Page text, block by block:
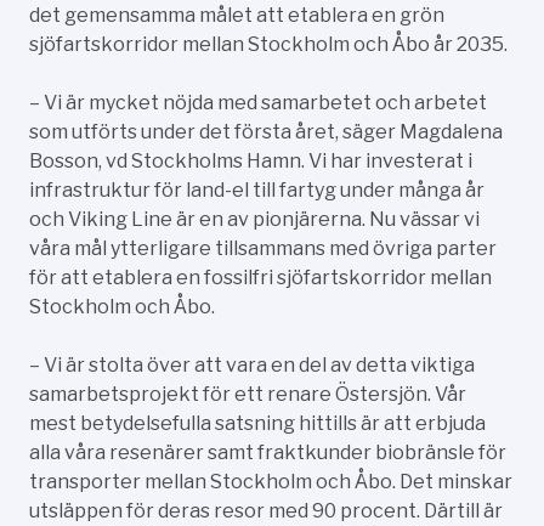
det gemensamma målet att etablera en grön
sjöfartskorridor mellan Stockholm och Åbo år 2035.
– Vi är mycket nöjda med samarbetet och arbetet
som utförts under det första året, säger Magdalena
Bosson, vd Stockholms Hamn. Vi har investerat i
infrastruktur för land-el till fartyg under många år
och Viking Line är en av pionjärerna. Nu vässar vi
våra mål ytterligare tillsammans med övriga parter
för att etablera en fossilfri sjöfartskorridor mellan
Stockholm och Åbo.
– Vi är stolta över att vara en del av detta viktiga
samarbetsprojekt för ett renare Östersjön. Vår
mest betydelsefulla satsning hittills är att erbjuda
alla våra resenärer samt fraktkunder biobränsle för
transporter mellan Stockholm och Åbo. Det minskar
utsläppen för deras resor med 90 procent. Därtill är